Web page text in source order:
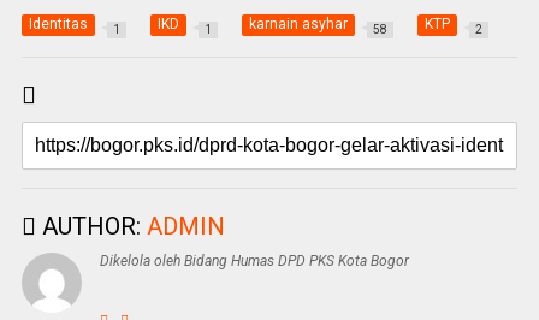
Identitas 1 IKD 1 karnain asyhar 58 KTP 2
AUTHOR: ADMIN
Dikelola oleh Bidang Humas DPD PKS Kota Bogor